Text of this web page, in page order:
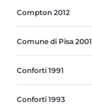
Compton 2012
Comune di Pisa 2001
Conforti 1991
Conforti 1993